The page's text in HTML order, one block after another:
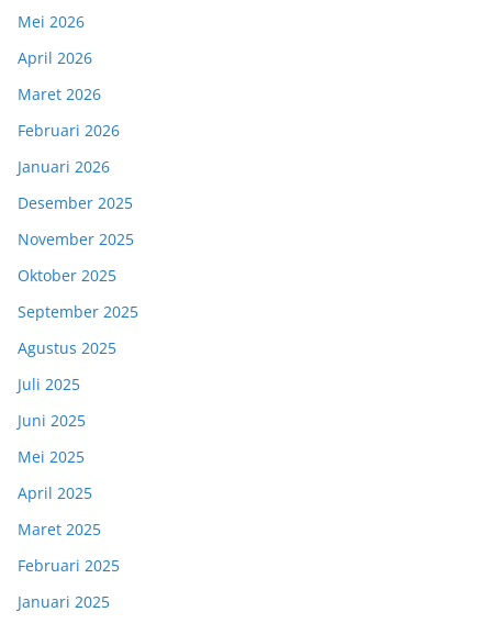
Mei 2026
April 2026
Maret 2026
Februari 2026
Januari 2026
Desember 2025
November 2025
Oktober 2025
September 2025
Agustus 2025
Juli 2025
Juni 2025
Mei 2025
April 2025
Maret 2025
Februari 2025
Januari 2025